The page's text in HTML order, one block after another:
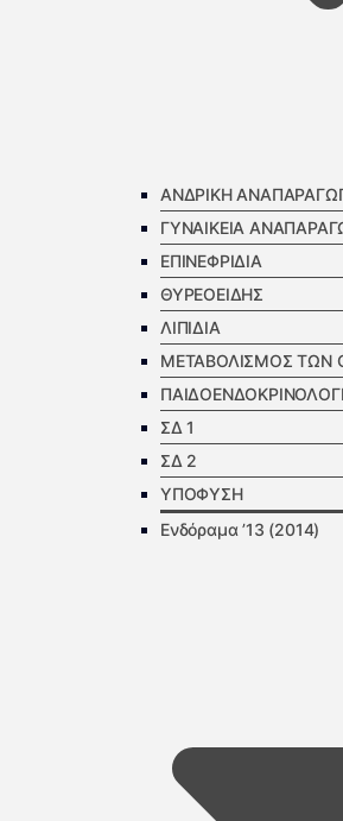
ΑΝΔΡΙΚΗ
ΓΥΝΑΙΚΕΙΑ
ΕΠΙΝΕΦΡΙΔΙΑ
ΘΥΡΕΟΕΙΔΗΣ
ΛΙΠΙΔΙΑ
ΜΕΤΑΒΟΛΙΣΜΟΣ ΤΩΝ
ΣΔ 1
ΣΔ 2
ΥΠΟΦΥΣΗ
Ενδόραμα ’13 (2014)